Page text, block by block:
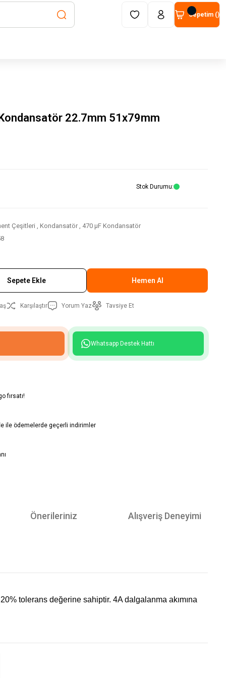
Sepetim ()
22.7mm 51x79mm
Stok Durumu
Çeşitleri , Kondansatör , 470 μF Kondansatör
Sepete Ekle Hemen Al
Karşılaştır Yorum Yaz Tavsiye Et
Whatsapp Destek Hattı
fırsatı!
ile ödemelerde geçerli indirimler
Önerileriniz Alışveriş Deneyimi
tolerans değerine sahiptir. 4A dalgalanma akımına